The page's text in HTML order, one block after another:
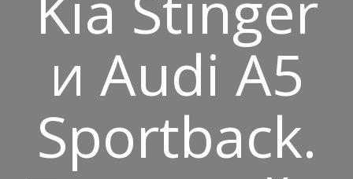
и Audi A5
Sportback.